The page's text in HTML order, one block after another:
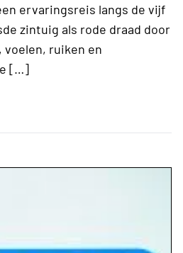
ervaringsreis langs de vijf
zintuig als rode draad door
voelen, ruiken en
[…]